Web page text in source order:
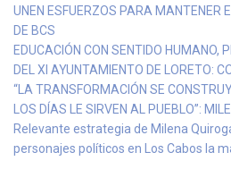
UNEN ESFUERZOS PARA MANTENER
DE BCS
EDUCACIÓN CON SENTIDO HUMANO,
DEL XI AYUNTAMIENTO DE LORETO:
“LA TRANSFORMACIÓN SE
LOS DÍAS LE SIRVEN AL PUEBLO”:
Relevante estrategia de Milena
personajes políticos en Los Cabos la